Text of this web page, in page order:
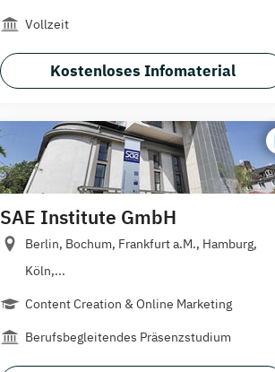
Vollzeit
Kostenloses Infomaterial
SAE Institute GmbH
Berlin, Bochum, Frankfurt a.M., Hamburg,
Köln,...
Content Creation & Online Marketing
Berufsbegleitendes Präsenzstudium